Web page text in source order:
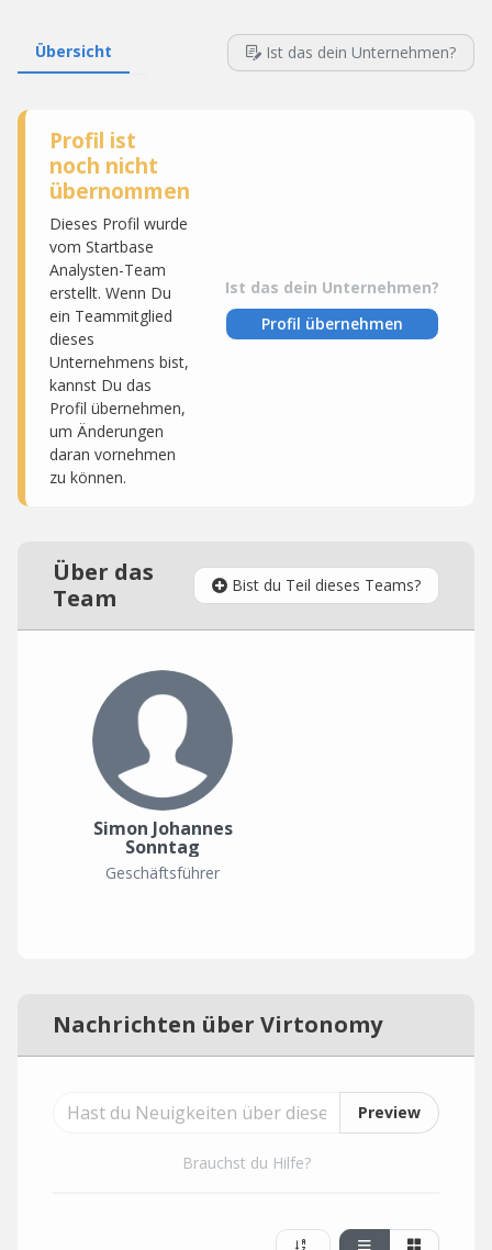
Übersicht Ist das dein Unternehmen?
Profil ist
noch nicht
übernommen
Dieses Profil wurde
vom Startbase
Analysten-Team
erstellt. Wenn Du
ein Teammitglied
dieses
Unternehmens bist,
kannst Du das
Profil übernehmen,
um Änderungen
daran vornehmen
zu können.
Ist das dein Unternehmen?
Profil übernehmen
Über das
Team
Bist du Teil dieses Teams?
Simon Johannes
Sonntag
Geschäftsführer
Nachrichten über Virtonomy
Preview
Brauchst du Hilfe?